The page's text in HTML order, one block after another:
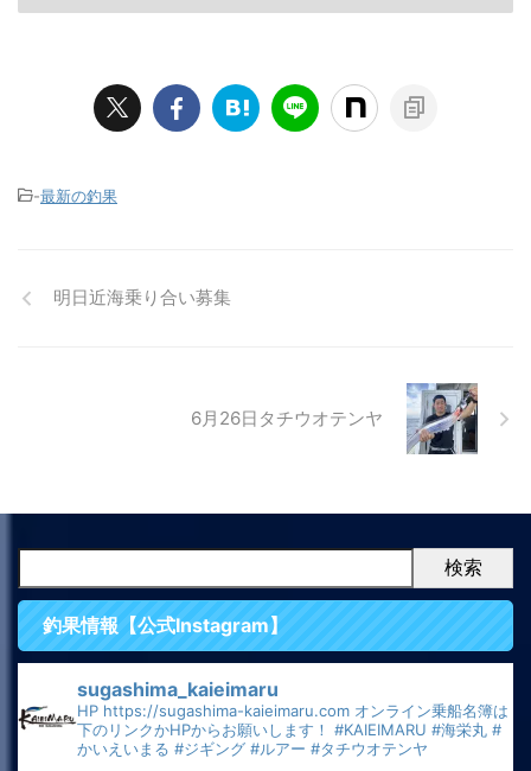
-最新の釣果
明日近海乗り合い募集
6月26日タチウオテンヤ
検索
釣果情報【公式Instagram】
sugashima_kaieimaru
HP https://sugashima-kaieimaru.com オンライン乗船名簿は
下のリンクかHPからお願いします！ #KAIEIMARU #海栄丸 #
かいえいまる #ジギング #ルアー #タチウオテンヤ